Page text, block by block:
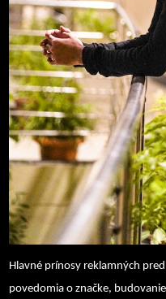
Hlavné prínosy reklamných
povedomia o značke,